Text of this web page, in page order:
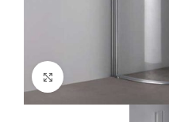
Klikni za uvećanje